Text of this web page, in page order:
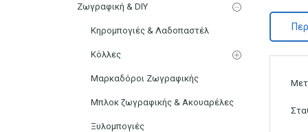
Ζωγραφική & DIY
Κηρομπογιές & Λαδοπαστέλ
Κόλλες
Μαρκαδόροι Ζωγραφικής
Μπλοκ ζωγραφικής & Ακουαρέλες
Ξυλομπογιές